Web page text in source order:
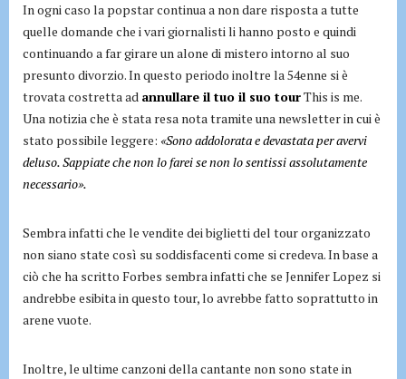
In ogni caso la popstar continua a non dare risposta a tutte
quelle domande che i vari giornalisti li hanno posto e quindi
continuando a far girare un alone di mistero intorno al suo
presunto divorzio. In questo periodo inoltre la 54enne si è
trovata costretta ad annullare il tuo il suo tourThis is me.
Una notizia che è stata resa nota tramite una newsletter in cui è
stato possibile leggere: «Sono addolorata e devastata per avervi
deluso. Sappiate che non lo farei se non lo sentissi assolutamente
necessario».
Sembra infatti che le vendite dei biglietti del tour organizzato
non siano state così su soddisfacenti come si credeva. In base a
ciò che ha scritto Forbes sembra infatti che se Jennifer Lopez si
andrebbe esibita in questo tour, lo avrebbe fatto soprattutto in
arene vuote.
Inoltre, le ultime canzoni della cantante non sono state in